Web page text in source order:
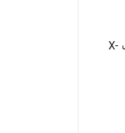
، فلزیاب FindX و فلزیاب X-